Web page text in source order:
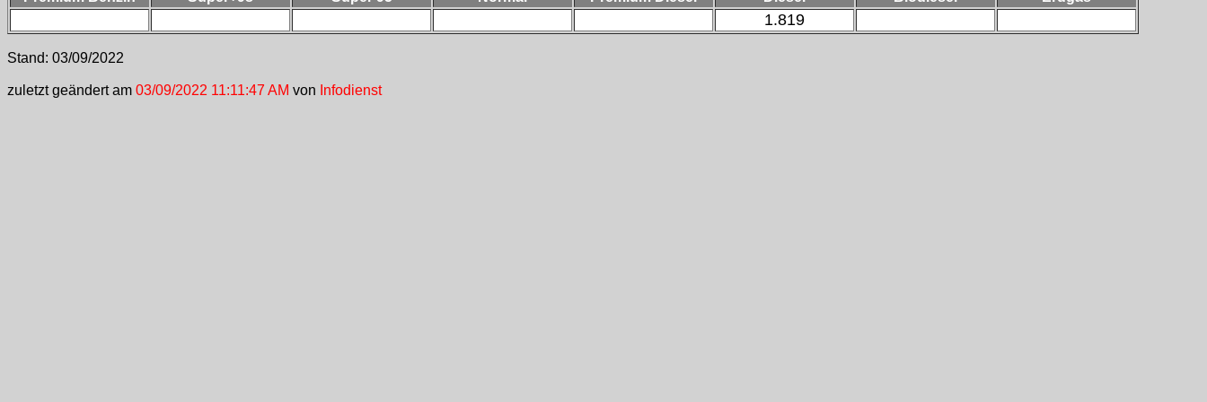
1.819
Stand: 03/09/2022
zuletzt geändert am 03/09/2022 11:11:47 AM von Infodienst